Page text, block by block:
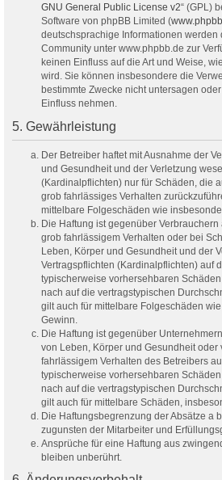
GNU General Public License v2“ (GPL)
Software von phpBB Limited (
deutschsprachige Informationen
Community unter www.phpbb.de zur
keinen Einfluss auf die Art und Weise,
wird. Sie können insbesondere die
bestimmte Zwecke nicht untersagen
Einfluss nehmen.
5. Gewährleistung
Der Betreiber haftet mit Ausnahme der
und Gesundheit und der Verletzung
(Kardinalpflichten) nur für Schäden, die
grob fahrlässiges Verhalten
mittelbare Folgeschäden wie
Die Haftung ist gegenüber
grob fahrlässigem Verhalten oder bei
Leben, Körper und Gesundheit und der
Vertragspflichten (Kardinalpflichten) auf
typischerweise vorhersehbaren
nach auf die vertragstypischen
gilt auch für mittelbare Folgeschäden
Gewinn.
Die Haftung ist gegenüber
von Leben, Körper und Gesundheit oder
fahrlässigem Verhalten des Betreibers
typischerweise vorhersehbaren
nach auf die vertragstypischen
gilt auch für mittelbare Schäden,
Die Haftungsbegrenzung der Absätze a
zugunsten der Mitarbeiter und
Ansprüche für eine Haftung aus
bleiben unberührt.